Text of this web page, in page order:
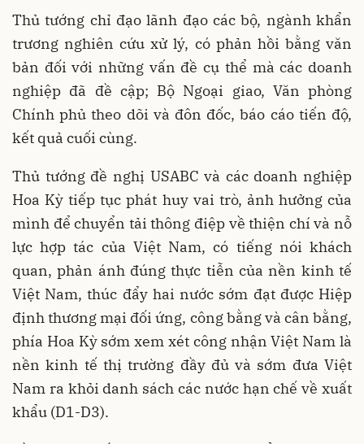
Thủ tướng chỉ đạo lãnh đạo các bộ, ngành khẩn
trương nghiên cứu xử lý, có phản hồi bằng văn
bản đối với những vấn đề cụ thể mà các doanh
nghiệp đã đề cập; Bộ Ngoại giao, Văn phòng
Chính phủ theo dõi và đôn đốc, báo cáo tiến độ,
kết quả cuối cùng.
Thủ tướng đề nghị USABC và các doanh nghiệp
Hoa Kỳ tiếp tục phát huy vai trò, ảnh hưởng của
mình để chuyển tải thông điệp về thiện chí và nỗ
lực hợp tác của Việt Nam, có tiếng nói khách
quan, phản ánh đúng thực tiễn của nền kinh tế
Việt Nam, thúc đẩy hai nước sớm đạt được Hiệp
định thương mại đối ứng, công bằng và cân bằng,
phía Hoa Kỳ sớm xem xét công nhận Việt Nam là
nền kinh tế thị trường đầy đủ và sớm đưa Việt
Nam ra khỏi danh sách các nước hạn chế về xuất
khẩu (D1-D3).